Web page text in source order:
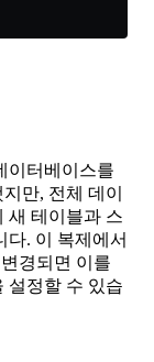
이터베이스를
만, 전체 데이
새 테이블과 스
다. 이 복제에서
경되면 이를
설정할 수 있습